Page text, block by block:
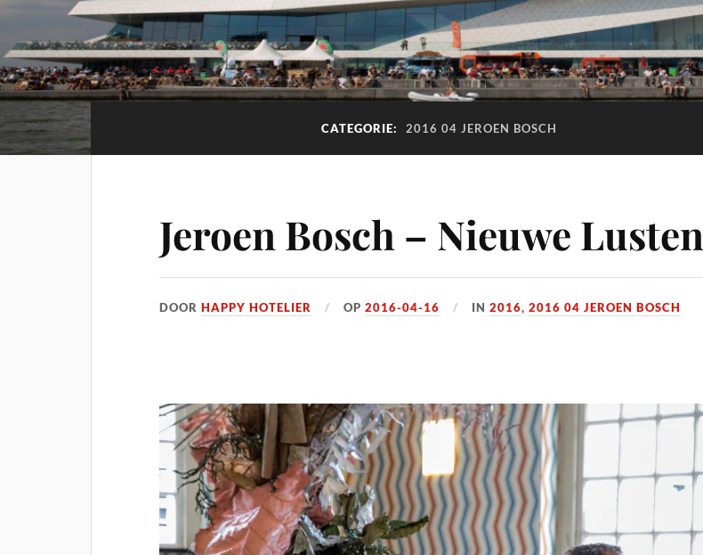
CATEGORIE: 2016 04 JEROEN BOSCH
Jeroen Bosch – Nieuwe Lusten
DOORHAPPY HOTELIER OP2016-04-16 IN2016,2016 04 JEROEN BOSCH